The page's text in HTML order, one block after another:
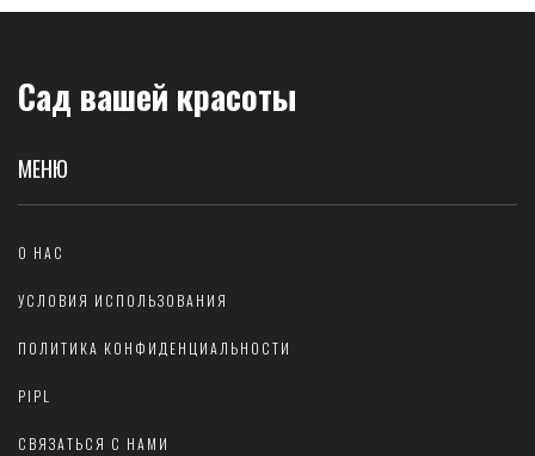
Сад вашей красоты
МЕНЮ
О НАС
УСЛОВИЯ ИСПОЛЬЗОВАНИЯ
ПОЛИТИКА КОНФИДЕНЦИАЛЬНОСТИ
PIPL
СВЯЗАТЬСЯ С НАМИ